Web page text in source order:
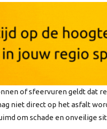
of sfeervuren geldt dat
niet direct op het asfalt
om schade en onveilige